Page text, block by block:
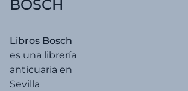
BOSCH
Libros Bosch
es una librería
anticuaria en
Sevilla